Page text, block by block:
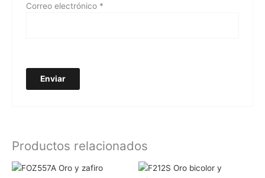
Correo electrónico *
Productos relacionados